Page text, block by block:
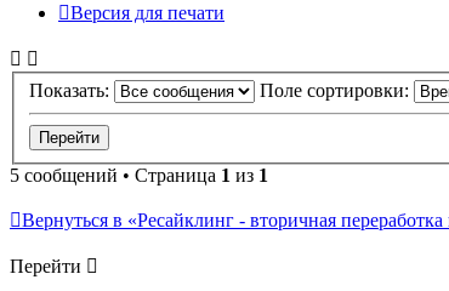
Версия для печати
Показать: Поле сортировки:
5 сообщений • Страница 1 из 1
Вернуться в «Ресайклинг - вторичная
Перейти